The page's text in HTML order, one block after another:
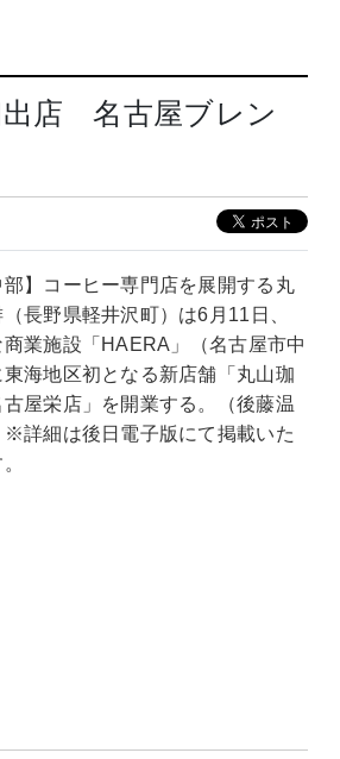
出店 名古屋ブレン
】コーヒー専門店を展開する丸
長野県軽井沢町）は6月11日、
商業施設「HAERA」（名古屋市中
東海地区初となる新店舗「丸山珈
屋栄店」を開業する。（後藤温
詳細は後日電子版にて掲載いた